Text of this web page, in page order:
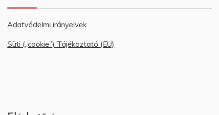
Adatvédelmi irányelvek
Süti („cookie”) Tájékoztató (EU)